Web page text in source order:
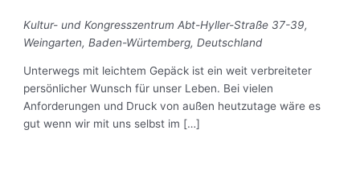
Kultur- und KongresszentrumAbt-Hyller-Straße 37-39,
Weingarten, Baden-Würtemberg, Deutschland
Unterwegs mit leichtem Gepäck ist ein weit verbreiteter
persönlicher Wunsch für unser Leben. Bei vielen
Anforderungen und Druck von außen heutzutage wäre es
gut wenn wir mit uns selbst im […]